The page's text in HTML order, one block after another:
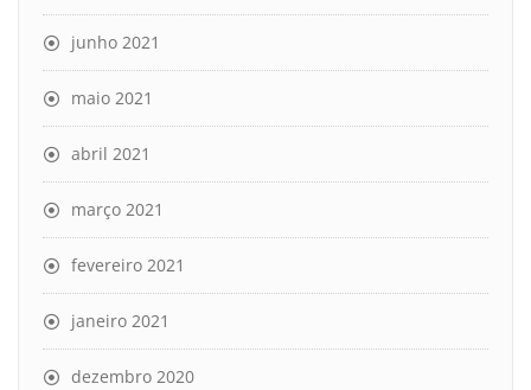
junho 2021
maio 2021
abril 2021
março 2021
fevereiro 2021
janeiro 2021
dezembro 2020